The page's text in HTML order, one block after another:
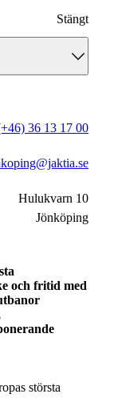
Stängt
Stängt
Stängt
Stängt
36 13 17 00
Hulukvarn 10
Jönköping
och fritid med
största